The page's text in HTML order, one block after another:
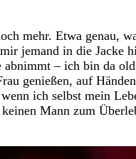
mehr. Etwa genau,
jemand in die Jacke
abnimmt – ich bin da
genießen, auf
ich selbst mein
Mann zum